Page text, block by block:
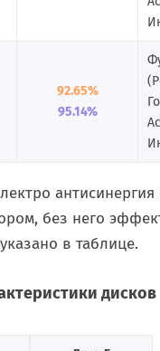
92.65%
95.14%
без него
в таблице.
дисков